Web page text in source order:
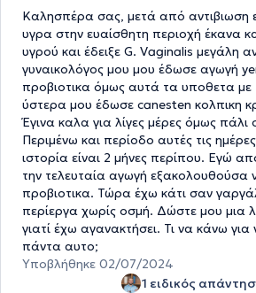
Καλησπέρα σας, μετά από αντιβιωση
υγρα στην ευαίσθητη περιοχή έκανα
υγρού και έδειξε G. Vaginalis μεγάλη
γυναικολόγος μου μου έδωσε αγωγή
προβιοτικα όμως αυτά τα υποθετα με
ύστερα μου έδωσε canesten κολπικη
Έγινα καλα για λίγες μέρες όμως πάλι
Περιμένω και περίοδο αυτές τις
ιστορία είναι 2 μήνες περίπου. Εγώ
την τελευταία αγωγή εξακολουθούσα
προβιοτικα. Τώρα έχω κάτι σαν
περίεργα χωρίς οσμή. Δώστε μου
γιατί έχω αγανακτήσει. Τι να κάνω για
πάντα αυτο;
Υποβλήθηκε 02/07/2024
1 ειδικός